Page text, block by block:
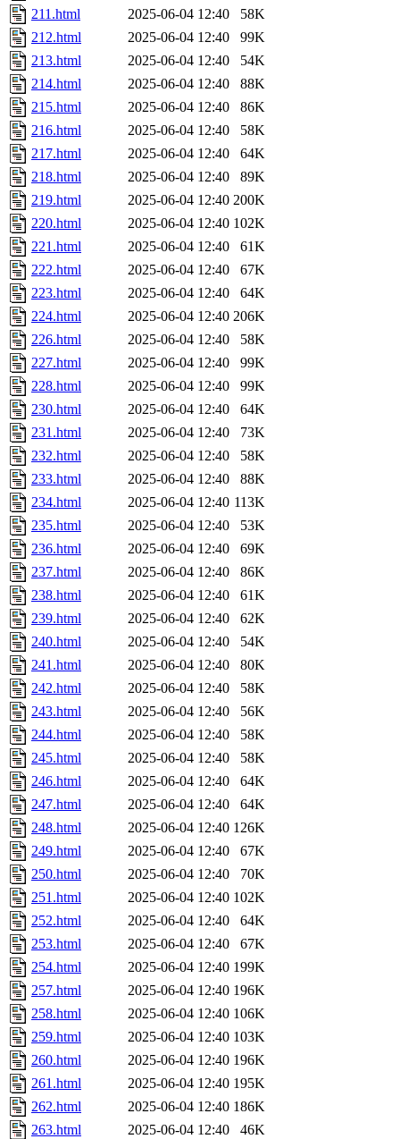
211.html
2025-06-04 12:40
58K
212.html
2025-06-04 12:40
99K
213.html
2025-06-04 12:40
54K
214.html
2025-06-04 12:40
88K
215.html
2025-06-04 12:40
86K
216.html
2025-06-04 12:40
58K
217.html
2025-06-04 12:40
64K
218.html
2025-06-04 12:40
89K
219.html
2025-06-04 12:40 200K
220.html
2025-06-04 12:40 102K
221.html
2025-06-04 12:40
61K
222.html
2025-06-04 12:40
67K
223.html
2025-06-04 12:40
64K
224.html
2025-06-04 12:40 206K
226.html
2025-06-04 12:40
58K
227.html
2025-06-04 12:40
99K
228.html
2025-06-04 12:40
99K
230.html
2025-06-04 12:40
64K
231.html
2025-06-04 12:40
73K
232.html
2025-06-04 12:40
58K
233.html
2025-06-04 12:40
88K
234.html
2025-06-04 12:40 113K
235.html
2025-06-04 12:40
53K
236.html
2025-06-04 12:40
69K
237.html
2025-06-04 12:40
86K
238.html
2025-06-04 12:40
61K
239.html
2025-06-04 12:40
62K
240.html
2025-06-04 12:40
54K
241.html
2025-06-04 12:40
80K
242.html
2025-06-04 12:40
58K
243.html
2025-06-04 12:40
56K
244.html
2025-06-04 12:40
58K
245.html
2025-06-04 12:40
58K
246.html
2025-06-04 12:40
64K
247.html
2025-06-04 12:40
64K
248.html
2025-06-04 12:40 126K
249.html
2025-06-04 12:40
67K
250.html
2025-06-04 12:40
70K
251.html
2025-06-04 12:40 102K
252.html
2025-06-04 12:40
64K
253.html
2025-06-04 12:40
67K
254.html
2025-06-04 12:40 199K
257.html
2025-06-04 12:40 196K
258.html
2025-06-04 12:40 106K
259.html
2025-06-04 12:40 103K
260.html
2025-06-04 12:40 196K
261.html
2025-06-04 12:40 195K
262.html
2025-06-04 12:40 186K
263.html
2025-06-04 12:40
46K